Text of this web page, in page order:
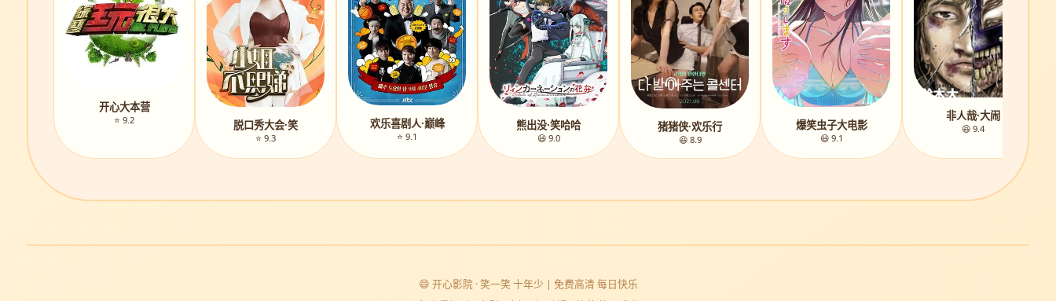
开心大本营
⭐ 9.2 脱口秀大会·笑
⭐ 9.3
欢乐喜剧人·巅峰
⭐ 9.1
熊出没·笑哈哈
😆 9.0
猪猪侠·欢乐行
😆 8.9
爆笑虫子大电影
😆 9.1
非人哉·大闹
😆 9.4
😄 开心影院 · 笑一笑 十年少 | 免费高清 每日快乐